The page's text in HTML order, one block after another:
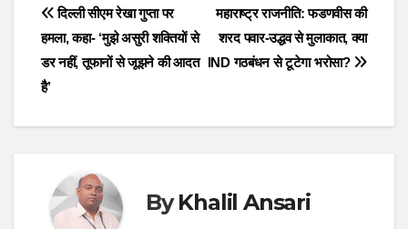
Post
navigation
महाराष्ट्र राजनीति: फडणवीस की
शरद पवार-उद्धव से मुलाकात, क्या
IND गठबंधन से टूटेगा भरोसा?
दिल्ली सीएम रेखा गुप्ता पर
हमला, कहा- ‘मुझे असुरी शक्तियों से
डर नहीं, तूफानों से जूझने की आदत
है’
ByKhalil Ansari